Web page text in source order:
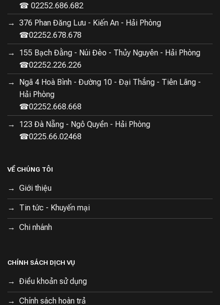
☎ 02252.686.682
376 Phan Đăng Lưu - Kiến An - Hải Phòng
☎02252.678.678
155 Bạch Đằng - Núi Đèo - Thủy Nguyên - Hải Phòng
☎02252.226.226
Ngã 4 Hoà Bình - Đường 10 - Đại Thắng - Tiên Lãng -
Hải Phòng
☎02252.668.668
123 Đà Nẵng - Ngô Quyền - Hải Phòng
☎0225.66.02468
VỀ CHÚNG TÔI
Giới thiệu
Tin tức - Khuyến mại
Chi nhánh
CHÍNH SÁCH DỊCH VỤ
Điều khoản sử dụng
Chính sách hoàn trả